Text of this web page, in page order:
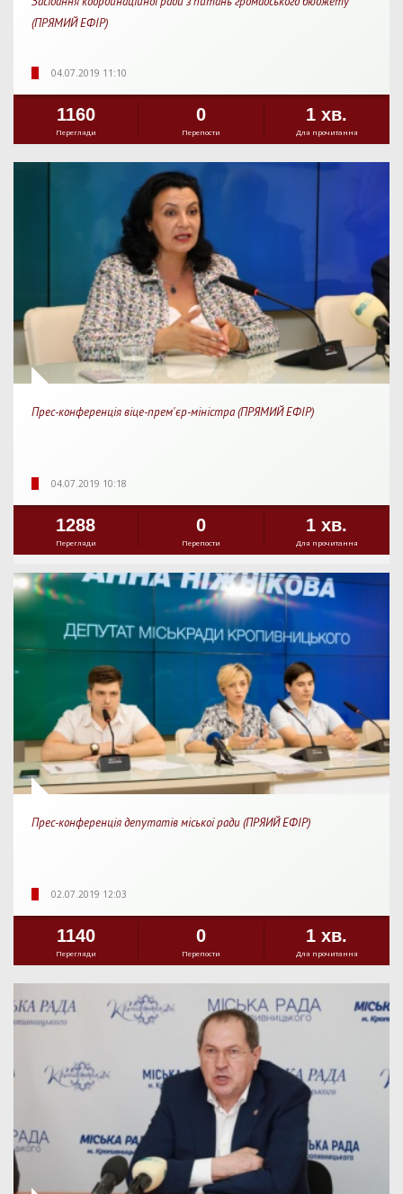
(ПРЯМИЙ ЕФІР)
04.07.2019 11:10
1160
Перегляди
0
Перепости
1 хв.
Для прочитання
Прес-конференція віце-прем'єр-міністра (ПРЯМИЙ ЕФІР)
04.07.2019 10:18
1288
Перегляди
0
Перепости
1 хв.
Для прочитання
Прес-конференція депутатів міської ради (ПРЯИЙ ЕФІР)
02.07.2019 12:03
1140
Перегляди
0
Перепости
1 хв.
Для прочитання